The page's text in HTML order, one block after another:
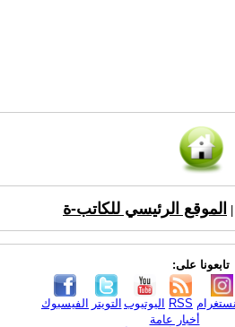
الموقع الرئيسي للكاتب-ة
تابعونا على:
الفيسبوك التويتر اليوتيوب RSS
أخبار عامة